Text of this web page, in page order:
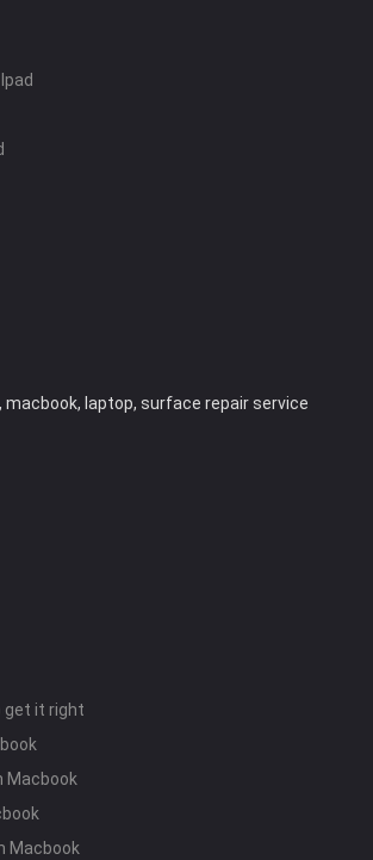
macbook, laptop, surface repair service
get it right
Macbook
Macbook